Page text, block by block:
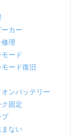
カー
修理
ード
ード復旧
オンバッテリー
ク固定
プ
ない